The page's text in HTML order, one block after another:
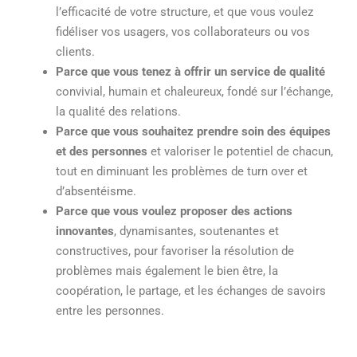
l’efficacité de votre structure, et que vous voulez
fidéliser vos usagers, vos collaborateurs ou vos
clients.
Parce que vous tenez à offrir un service de qualité
convivial, humain et chaleureux, fondé sur l’échange,
la qualité des relations.
Parce que vous souhaitez prendre soin des équipes
et des personnes et valoriser le potentiel de chacun,
tout en diminuant les problèmes de turn over et
d’absentéisme.
Parce que vous voulez proposer des actions
innovantes, dynamisantes, soutenantes et
constructives, pour favoriser la résolution de
problèmes mais également le bien être, la
coopération, le partage, et les échanges de savoirs
entre les personnes.